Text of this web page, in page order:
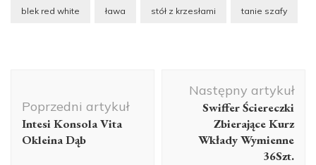
blek red white ława stół z krzesłami tanie szafy
wpisu
Poprzedni artykuł
Intesi Konsola Vita
Okleina Dąb
Następny artykuł
Swiffer Ściereczki
Zbierające Kurz
Wkłady Wymienne
36Szt.